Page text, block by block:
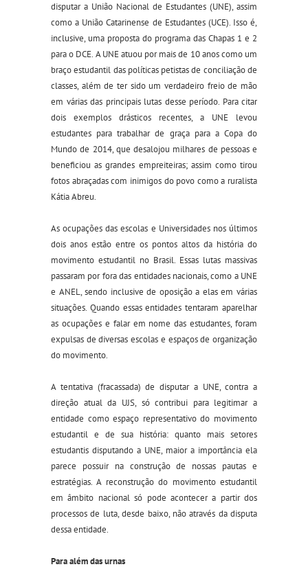
disputar a União Nacional de Estudantes (UNE), assim
como a União Catarinense de Estudantes (UCE). Isso é,
inclusive, uma proposta do programa das Chapas 1 e 2
para o DCE. A UNE atuou por mais de 10 anos como um
braço estudantil das políticas petistas de conciliação de
classes, além de ter sido um verdadeiro freio de mão
em várias das principais lutas desse período. Para citar
dois exemplos drásticos recentes, a UNE levou
estudantes para trabalhar de graça para a Copa do
Mundo de 2014, que desalojou milhares de pessoas e
beneficiou as grandes empreiteiras; assim como tirou
fotos abraçadas com inimigos do povo como a ruralista
Kátia Abreu.
As ocupações das escolas e Universidades nos últimos
dois anos estão entre os pontos altos da história do
movimento estudantil no Brasil. Essas lutas massivas
passaram por fora das entidades nacionais, como a UNE
e ANEL, sendo inclusive de oposição a elas em várias
situações. Quando essas entidades tentaram aparelhar
as ocupações e falar em nome das estudantes, foram
expulsas de diversas escolas e espaços de organização
do movimento.
A tentativa (fracassada) de disputar a UNE, contra a
direção atual da UJS, só contribui para legitimar a
entidade como espaço representativo do movimento
estudantil e de sua história: quanto mais setores
estudantis disputando a UNE, maior a importância ela
parece possuir na construção de nossas pautas e
estratégias. A reconstrução do movimento estudantil
em âmbito nacional só pode acontecer a partir dos
processos de luta, desde baixo, não através da disputa
dessa entidade.
Para além das urnas